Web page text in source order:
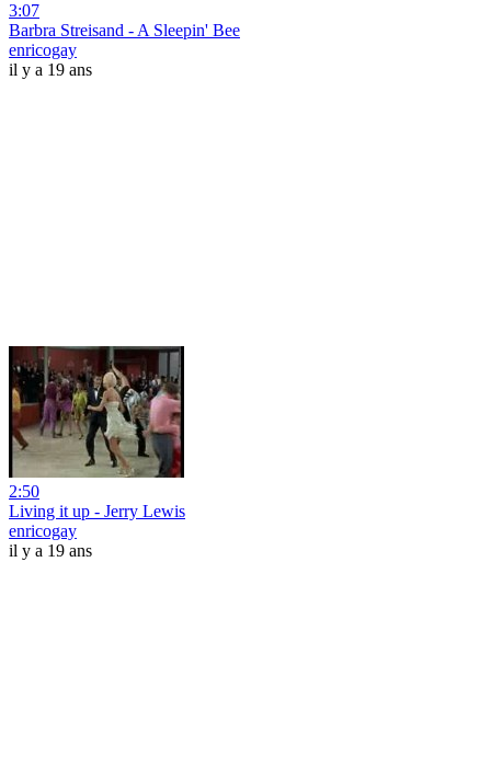
3:07
Barbra Streisand - A Sleepin' Bee
enricogay
il y a 19 ans
2:50
Living it up - Jerry Lewis
enricogay
il y a 19 ans